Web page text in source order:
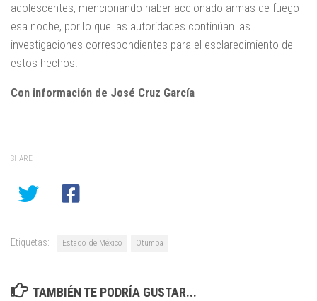
adolescentes, mencionando haber accionado armas de fuego
esa noche, por lo que las autoridades continúan las
investigaciones correspondientes para el esclarecimiento de
estos hechos.
Con información de José Cruz García
SHARE
Etiquetas: Estado de México Otumba
TAMBIÉN TE PODRÍA GUSTAR...